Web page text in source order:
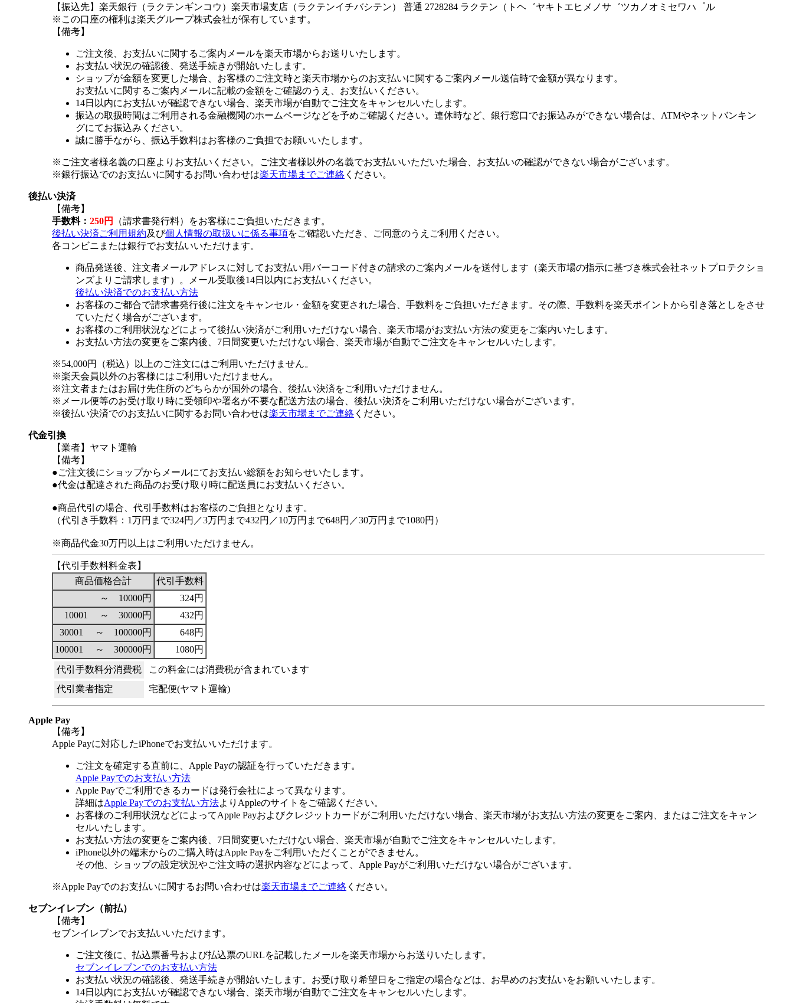
【振込先】楽天銀行（ラクテンギンコウ）楽天市場支店（ラクテンイチバシテン） 普通 2728284 ラクテン（トヘ゛ヤキトエヒメノサ゛ツカノオミセワハ゜ル
※この口座の権利は楽天グループ株式会社が保有しています。
【備考】
ご注文後、お支払いに関するご案内メールを楽天市場からお送りいたします。
お支払い状況の確認後、発送手続きが開始いたします。
ショップが金額を変更した場合、お客様のご注文時と楽天市場からのお支払いに関するご案内メール送信時で金額が異なります。
お支払いに関するご案内メールに記載の金額をご確認のうえ、お支払いください。
14日以内にお支払いが確認できない場合、楽天市場が自動でご注文をキャンセルいたします。
振込の取扱時間はご利用される金融機関のホームページなどを予めご確認ください。連休時など、銀行窓口でお振込みができない場合は、ATMやネットバンキン
グにてお振込みください。
誠に勝手ながら、振込手数料はお客様のご負担でお願いいたします。
※ご注文者様名義の口座よりお支払いください。ご注文者様以外の名義でお支払いいただいた場合、お支払いの確認ができない場合がございます。
※銀行振込でのお支払いに関するお問い合わせは楽天市場までご連絡 ください。
後払い決済
【備考】
手数料： 250円
（請求書発行料）をお客様にご負担いただきます。
後払い決済ご利用規約及び個人情報の取扱いに係る事項をご確認いただき、ご同意のうえご利用ください。
各コンビニまたは銀行でお支払いいただけます。
商品発送後、注文者メールアドレスに対してお支払い用バーコード付きの請求のご案内メールを送付します（楽天市場の指示に基づき株式会社ネットプロテクショ
ンズよりご請求します）。メール受取後14日以内にお支払いください。
後払い決済でのお支払い方法
お客様のご都合で請求書発行後に注文をキャンセル・金額を変更された場合、手数料をご負担いただきます。その際、手数料を楽天ポイントから引き落としをさせ
ていただく場合がございます。
お客様のご利用状況などによって後払い決済がご利用いただけない場合、楽天市場がお支払い方法の変更をご案内いたします。
お支払い方法の変更をご案内後、7日間変更いただけない場合、楽天市場が自動でご注文をキャンセルいたします。
※54,000円（税込）以上のご注文にはご利用いただけません。
※楽天会員以外のお客様にはご利用いただけません。
※注文者またはお届け先住所のどちらかが国外の場合、後払い決済をご利用いただけません。
※メール便等のお受け取り時に受領印や署名が不要な配送方法の場合、後払い決済をご利用いただけない場合がございます。
※後払い決済でのお支払いに関するお問い合わせは楽天市場までご連絡 ください。
代金引換
【業者】ヤマト運輸
【備考】
●ご注文後にショップからメールにてお支払い総額をお知らせいたします。
●代金は配達された商品のお受け取り時に配送員にお支払いください。
●商品代引の場合、代引手数料はお客様のご負担となります。
（代引き手数料：1万円まで324円／3万円まで432円／10万円まで648円／30万円まで1080円）
※商品代金30万円以上はご利用いただけません。
【代引手数料料金表】
商品価格合計
代引手数料
～ 10000円
324円
10001 ～ 30000円
432円
30001 ～ 100000円
648円
100001 ～ 300000円
1080円
代引手数料分消費税
この料金には消費税が含まれています
代引業者指定
宅配便(ヤマト運輸)
Apple Pay
【備考】
Apple Payに対応したiPhoneでお支払いいただけます。
ご注文を確定する直前に、Apple Payの認証を行っていただきます。
Apple Payでのお支払い方法
Apple Payでご利用できるカードは発行会社によって異なります。
詳細はApple Payでのお支払い方法よりAppleのサイトをご確認ください。
お客様のご利用状況などによってApple Payおよびクレジットカードがご利用いただけない場合、楽天市場がお支払い方法の変更をご案内、またはご注文をキャン
セルいたします。
お支払い方法の変更をご案内後、7日間変更いただけない場合、楽天市場が自動でご注文をキャンセルいたします。
iPhone以外の端末からのご購入時はApple Payをご利用いただくことができません。
その他、ショップの設定状況やご注文時の選択内容などによって、Apple Payがご利用いただけない場合がございます。
※Apple Payでのお支払いに関するお問い合わせは楽天市場までご連絡 ください。
セブンイレブン（前払）
【備考】
セブンイレブンでお支払いいただけます。
ご注文後に、払込票番号および払込票のURLを記載したメールを楽天市場からお送りいたします。
セブンイレブンでのお支払い方法
お支払い状況の確認後、発送手続きが開始いたします。お受け取り希望日をご指定の場合などは、お早めのお支払いをお願いいたします。
14日以内にお支払いが確認できない場合、楽天市場が自動でご注文をキャンセルいたします。